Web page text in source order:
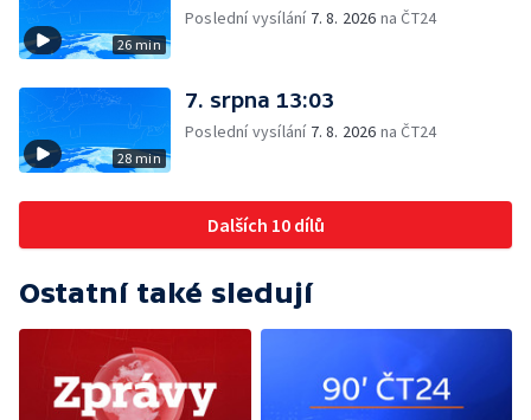
26 min
Poslední vysílání 7. 8. 2026 na ČT24
28 min
7. srpna 13:03
Poslední vysílání 7. 8. 2026 na ČT24
Dalších 10 dílů
Ostatní také sledují